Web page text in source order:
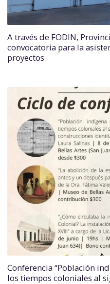
A través de FODIN,
convocatoria para la
proyectos
Conferencia “Población
los tiempos coloniales al